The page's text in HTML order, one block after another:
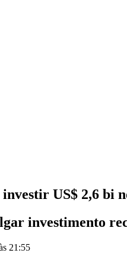
US$ 2,6 bi
investimento
21:55